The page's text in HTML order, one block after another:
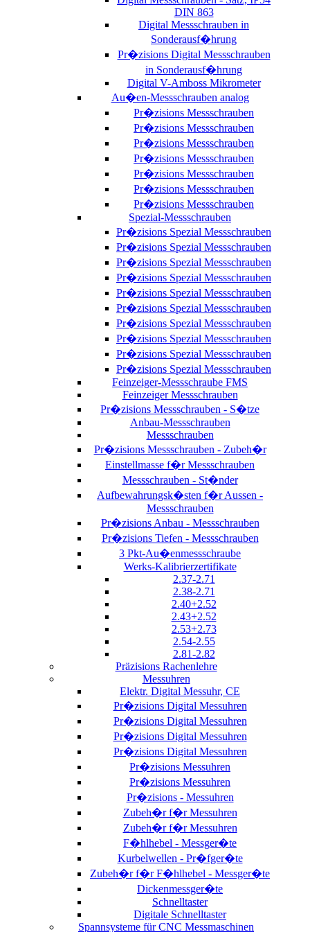
DIN 863
Digital Messschrauben in
Sonderausf�hrung
Pr�zisions Digital Messschrauben
in Sonderausf�hrung
Digital V-Amboss Mikrometer
Au�en-Messschrauben analog
Pr�zisions Messschrauben
Pr�zisions Messschrauben
Pr�zisions Messschrauben
Pr�zisions Messschrauben
Pr�zisions Messschrauben
Pr�zisions Messschrauben
Pr�zisions Messschrauben
Spezial-Messschrauben
Pr�zisions Spezial Messschrauben
Pr�zisions Spezial Messschrauben
Pr�zisions Spezial Messschrauben
Pr�zisions Spezial Messschrauben
Pr�zisions Spezial Messschrauben
Pr�zisions Spezial Messschrauben
Pr�zisions Spezial Messschrauben
Pr�zisions Spezial Messschrauben
Pr�zisions Spezial Messschrauben
Pr�zisions Spezial Messschrauben
Feinzeiger-Messschraube FMS
Feinzeiger Messschrauben
Pr�zisions Messschrauben - S�tze
Anbau-Messschrauben
Messschrauben
Pr�zisions Messschrauben - Zubeh�r
Einstellmasse f�r Messschrauben
Messschrauben - St�nder
Aufbewahrungsk�sten f�r Aussen -
Messschrauben
Pr�zisions Anbau - Messschrauben
Pr�zisions Tiefen - Messschrauben
3 Pkt-Au�enmessschraube
Werks-Kalibrierzertifikate
2.37-2.71
2.38-2.71
2.40+2.52
2.43+2.52
2.53+2.73
2.54-2.55
2.81-2.82
Präzisions Rachenlehre
Messuhren
Elektr. Digital Messuhr, CE
Pr�zisions Digital Messuhren
Pr�zisions Digital Messuhren
Pr�zisions Digital Messuhren
Pr�zisions Digital Messuhren
Pr�zisions Messuhren
Pr�zisions Messuhren
Pr�zisions - Messuhren
Zubeh�r f�r Messuhren
Zubeh�r f�r Messuhren
F�hlhebel - Messger�te
Kurbelwellen - Pr�fger�te
Zubeh�r f�r F�hlhebel - Messger�te
Dickenmessger�te
Schnelltaster
Digitale Schnelltaster
Spannsysteme für CNC Messmaschinen